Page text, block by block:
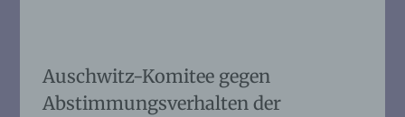
Auschwitz-Komitee gegen
Abstimmungsverhalten der